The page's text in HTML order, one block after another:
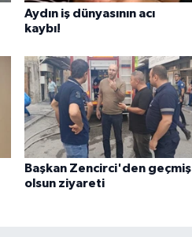
Aydın iş dünyasının acı
kaybı!
Başkan Zencirci'den geçmiş
olsun ziyareti